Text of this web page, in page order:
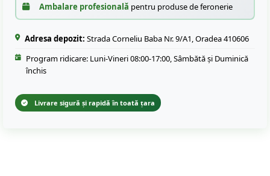
Ambalare profesională pentru produse de feronerie
Adresa depozit: Strada Corneliu Baba Nr. 9/A1, Oradea 410606
Program ridicare: Luni-Vineri 08:00-17:00, Sâmbătă și Duminică
închis
Livrare sigură și rapidă în toată țara